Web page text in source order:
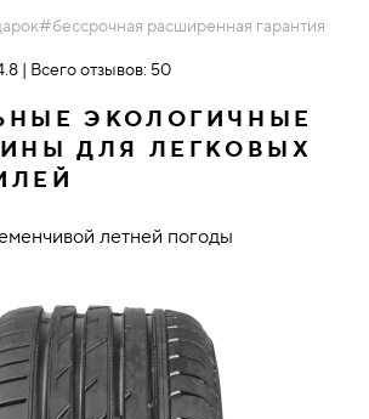
#бессрочная расширенная гарантия
| Всего отзывов: 50
ЭКОЛОГИЧНЫЕ
ДЛЯ ЛЕГКОВЫХ
летней погоды